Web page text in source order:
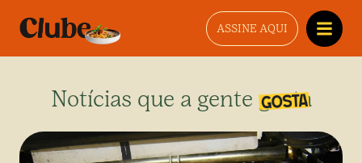
ASSINE AQUI
Notícias que a gente gosta